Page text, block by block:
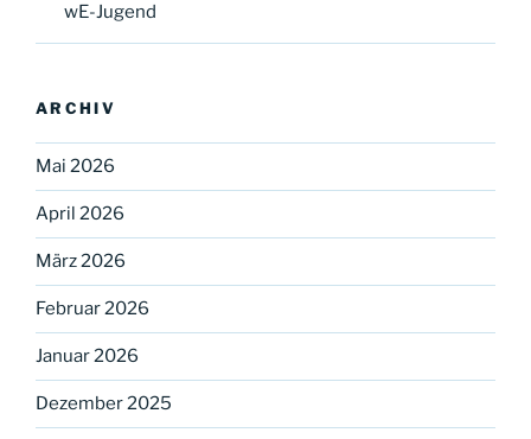
wE-Jugend
ARCHIV
Mai 2026
April 2026
März 2026
Februar 2026
Januar 2026
Dezember 2025